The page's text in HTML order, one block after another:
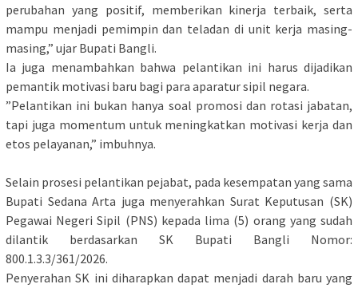
perubahan yang positif, memberikan kinerja terbaik, serta
mampu menjadi pemimpin dan teladan di unit kerja masing-
masing,” ujar Bupati Bangli.
​Ia juga menambahkan bahwa pelantikan ini harus dijadikan
pemantik motivasi baru bagi para aparatur sipil negara.
​”Pelantikan ini bukan hanya soal promosi dan rotasi jabatan,
tapi juga momentum untuk meningkatkan motivasi kerja dan
etos pelayanan,” imbuhnya.
​Selain prosesi pelantikan pejabat, pada kesempatan yang sama
Bupati Sedana Arta juga menyerahkan Surat Keputusan (SK)
Pegawai Negeri Sipil (PNS) kepada lima (5) orang yang sudah
dilantik berdasarkan SK Bupati Bangli Nomor:
800.1.3.3/361/2026.
​Penyerahan SK ini diharapkan dapat menjadi darah baru yang